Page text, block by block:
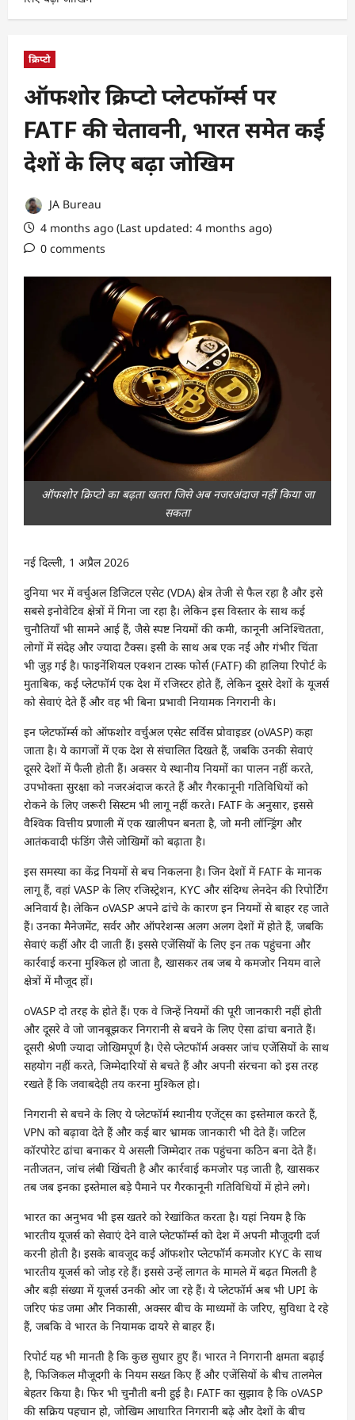
क्रिप्टो
ऑफशोर क्रिप्टो प्लेटफॉर्म्स पर
FATF की चेतावनी, भारत समेत कई
देशों के लिए बढ़ा जोखिम
JA Bureau
4 months ago (Last updated: 4 months ago)
0 comments
ऑफशोर क्रिप्टो का बढ़ता खतरा जिसे अब नजरअंदाज नहीं किया जा
सकता
नई दिल्ली, 1 अप्रैल 2026
दुनिया भर में वर्चुअल डिजिटल एसेट (VDA) क्षेत्र तेजी से फैल रहा है और इसे
सबसे इनोवेटिव क्षेत्रों में गिना जा रहा है। लेकिन इस विस्तार के साथ कई
चुनौतियाँ भी सामने आई हैं, जैसे स्पष्ट नियमों की कमी, कानूनी अनिश्चितता,
लोगों में संदेह और ज्यादा टैक्स। इसी के साथ अब एक नई और गंभीर चिंता
भी जुड़ गई है। फाइनेंशियल एक्शन टास्क फोर्स (FATF) की हालिया रिपोर्ट के
मुताबिक, कई प्लेटफॉर्म एक देश में रजिस्टर होते हैं, लेकिन दूसरे देशों के यूजर्स
को सेवाएं देते हैं और वह भी बिना प्रभावी नियामक निगरानी के।
इन प्लेटफॉर्म्स को ऑफशोर वर्चुअल एसेट सर्विस प्रोवाइडर (oVASP) कहा
जाता है। ये कागजों में एक देश से संचालित दिखते हैं, जबकि उनकी सेवाएं
दूसरे देशों में फैली होती हैं। अक्सर ये स्थानीय नियमों का पालन नहीं करते,
उपभोक्ता सुरक्षा को नजरअंदाज करते हैं और गैरकानूनी गतिविधियों को
रोकने के लिए जरूरी सिस्टम भी लागू नहीं करते। FATF के अनुसार, इससे
वैश्विक वित्तीय प्रणाली में एक खालीपन बनता है, जो मनी लॉन्ड्रिंग और
आतंकवादी फंडिंग जैसे जोखिमों को बढ़ाता है।
इस समस्या का केंद्र नियमों से बच निकलना है। जिन देशों में FATF के मानक
लागू हैं, वहां VASP के लिए रजिस्ट्रेशन, KYC और संदिग्ध लेनदेन की रिपोर्टिंग
अनिवार्य है। लेकिन oVASP अपने ढांचे के कारण इन नियमों से बाहर रह जाते
हैं। उनका मैनेजमेंट, सर्वर और ऑपरेशन्स अलग अलग देशों में होते हैं, जबकि
सेवाएं कहीं और दी जाती हैं। इससे एजेंसियों के लिए इन तक पहुंचना और
कार्रवाई करना मुश्किल हो जाता है, खासकर तब जब ये कमजोर नियम वाले
क्षेत्रों में मौजूद हों।
oVASP दो तरह के होते हैं। एक वे जिन्हें नियमों की पूरी जानकारी नहीं होती
और दूसरे वे जो जानबूझकर निगरानी से बचने के लिए ऐसा ढांचा बनाते हैं।
दूसरी श्रेणी ज्यादा जोखिमपूर्ण है। ऐसे प्लेटफॉर्म अक्सर जांच एजेंसियों के साथ
सहयोग नहीं करते, जिम्मेदारियों से बचते हैं और अपनी संरचना को इस तरह
रखते हैं कि जवाबदेही तय करना मुश्किल हो।
निगरानी से बचने के लिए ये प्लेटफॉर्म स्थानीय एजेंट्स का इस्तेमाल करते हैं,
VPN को बढ़ावा देते हैं और कई बार भ्रामक जानकारी भी देते हैं। जटिल
कॉरपोरेट ढांचा बनाकर ये असली जिम्मेदार तक पहुंचना कठिन बना देते हैं।
नतीजतन, जांच लंबी खिंचती है और कार्रवाई कमजोर पड़ जाती है, खासकर
तब जब इनका इस्तेमाल बड़े पैमाने पर गैरकानूनी गतिविधियों में होने लगे।
भारत का अनुभव भी इस खतरे को रेखांकित करता है। यहां नियम है कि
भारतीय यूजर्स को सेवाएं देने वाले प्लेटफॉर्म्स को देश में अपनी मौजूदगी दर्ज
करनी होती है। इसके बावजूद कई ऑफशोर प्लेटफॉर्म कमजोर KYC के साथ
भारतीय यूजर्स को जोड़ रहे हैं। इससे उन्हें लागत के मामले में बढ़त मिलती है
और बड़ी संख्या में यूजर्स उनकी ओर जा रहे हैं। ये प्लेटफॉर्म अब भी UPI के
जरिए फंड जमा और निकासी, अक्सर बीच के माध्यमों के जरिए, सुविधा दे रहे
हैं, जबकि वे भारत के नियामक दायरे से बाहर हैं।
रिपोर्ट यह भी मानती है कि कुछ सुधार हुए हैं। भारत ने निगरानी क्षमता बढ़ाई
है, फिजिकल मौजूदगी के नियम सख्त किए हैं और एजेंसियों के बीच तालमेल
बेहतर किया है। फिर भी चुनौती बनी हुई है। FATF का सुझाव है कि oVASP
की सक्रिय पहचान हो, जोखिम आधारित निगरानी बढ़े और देशों के बीच